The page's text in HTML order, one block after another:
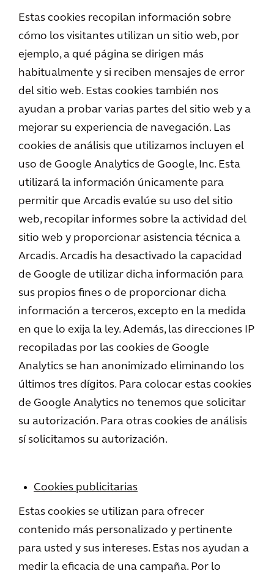
Estas cookies recopilan información sobre
cómo los visitantes utilizan un sitio web, por
ejemplo, a qué página se dirigen más
habitualmente y si reciben mensajes de error
del sitio web. Estas cookies también nos
ayudan a probar varias partes del sitio web y a
mejorar su experiencia de navegación. Las
cookies de análisis que utilizamos incluyen el
uso de Google Analytics de Google, Inc. Esta
utilizará la información únicamente para
permitir que Arcadis evalúe su uso del sitio
web, recopilar informes sobre la actividad del
sitio web y proporcionar asistencia técnica a
Arcadis. Arcadis ha desactivado la capacidad
de Google de utilizar dicha información para
sus propios fines o de proporcionar dicha
información a terceros, excepto en la medida
en que lo exija la ley. Además, las direcciones IP
recopiladas por las cookies de Google
Analytics se han anonimizado eliminando los
últimos tres dígitos. Para colocar estas cookies
de Google Analytics no tenemos que solicitar
su autorización. Para otras cookies de análisis
sí solicitamos su autorización.
Cookies publicitarias
Estas cookies se utilizan para ofrecer
contenido más personalizado y pertinente
para usted y sus intereses. Estas nos ayudan a
medir la eficacia de una campaña. Por lo